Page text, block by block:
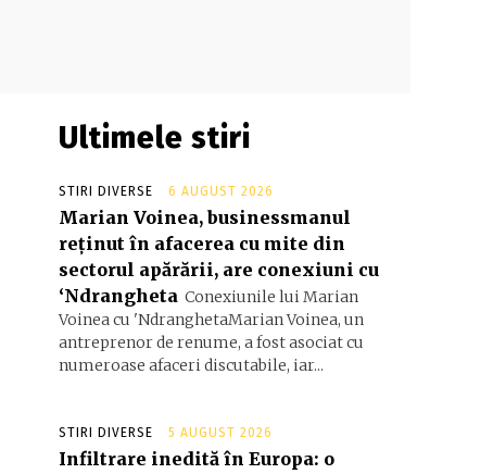
Ultimele stiri
STIRI DIVERSE 6 AUGUST 2026
Marian Voinea, businessmanul
reținut în afacerea cu mite din
sectorul apărării, are conexiuni cu
‘Ndrangheta Conexiunile lui Marian
Voinea cu 'NdranghetaMarian Voinea, un
antreprenor de renume, a fost asociat cu
numeroase afaceri discutabile, iar...
STIRI DIVERSE 5 AUGUST 2026
Infiltrare inedită în Europa: o